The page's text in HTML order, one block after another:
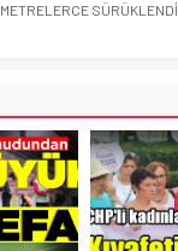
METRELERCE